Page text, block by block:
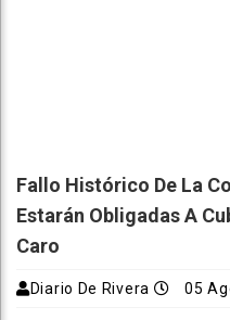
Fallo Histórico De La
Estarán Obligadas A
Caro
Diario De Rivera 05